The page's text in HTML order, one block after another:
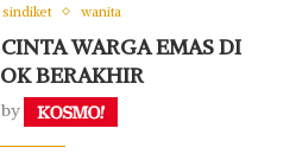
sindiket wanita
WARGA EMAS DI
BERAKHIR